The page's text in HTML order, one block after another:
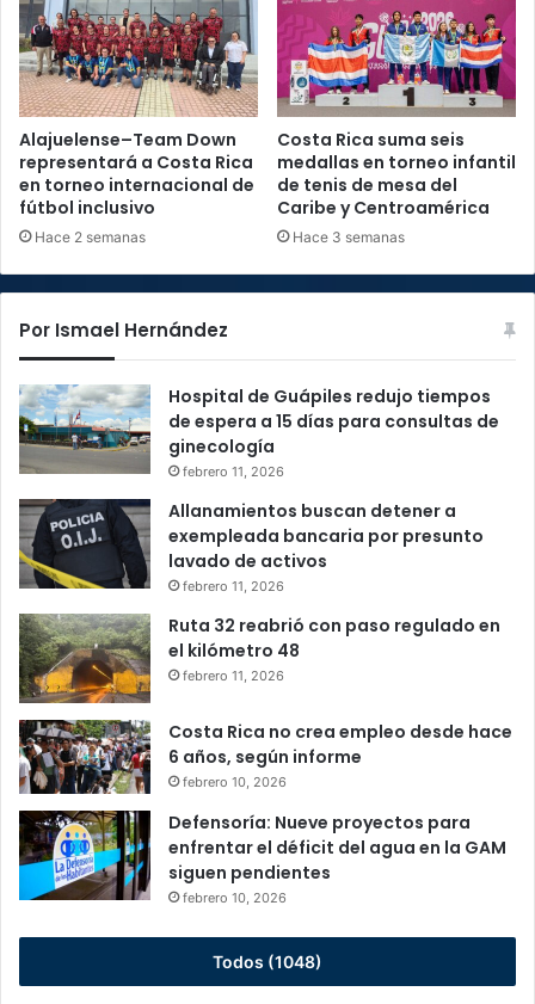
Alajuelense–Team Down
representará a Costa Rica
en torneo internacional de
fútbol inclusivo
Hace 2 semanas
Costa Rica suma seis
medallas en torneo infantil
de tenis de mesa del
Caribe y Centroamérica
Hace 3 semanas
Por Ismael Hernández
Hospital de Guápiles redujo tiempos
de espera a 15 días para consultas de
ginecología
febrero 11, 2026
Allanamientos buscan detener a
exempleada bancaria por presunto
lavado de activos
febrero 11, 2026
Ruta 32 reabrió con paso regulado en
el kilómetro 48
febrero 11, 2026
Costa Rica no crea empleo desde hace
6 años, según informe
febrero 10, 2026
Defensoría: Nueve proyectos para
enfrentar el déficit del agua en la GAM
siguen pendientes
febrero 10, 2026
Todos (1048)